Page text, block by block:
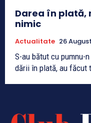
Darea în plată,
nimic
Actualitate 26
S-au bătut cu pumnu-
dării în plată, au făcut